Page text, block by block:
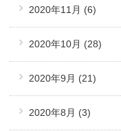
2020年11月 (6)
2020年10月 (28)
2020年9月 (21)
2020年8月 (3)